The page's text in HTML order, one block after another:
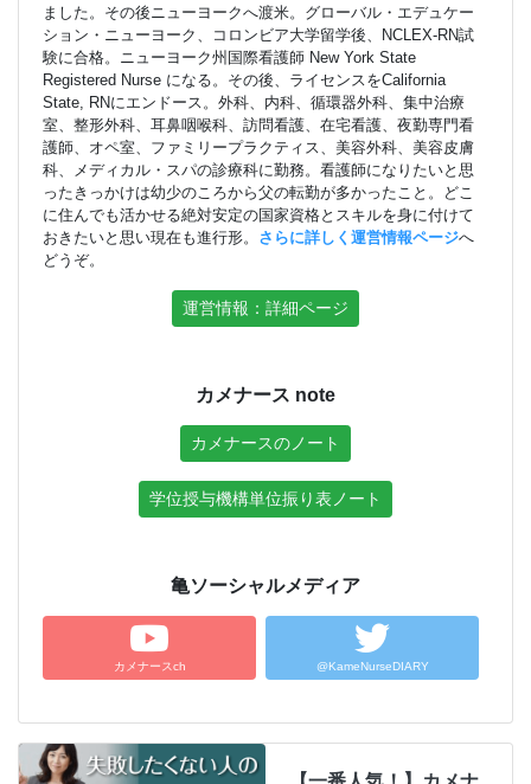
ました。その後ニューヨークへ渡米。グローバル・エデュケー
ション・ニューヨーク、コロンビア大学留学後、NCLEX-RN試
験に合格。ニューヨーク州国際看護師 New York State
Registered Nurse になる。その後、ライセンスをCalifornia
State, RNにエンドース。外科、内科、循環器外科、集中治療
室、整形外科、耳鼻咽喉科、訪問看護、在宅看護、夜勤専門看
護師、オペ室、ファミリープラクティス、美容外科、美容皮膚
科、メディカル・スパの診療科に勤務。看護師になりたいと思
ったきっかけは幼少のころから父の転勤が多かったこと。どこ
に住んでも活かせる絶対安定の国家資格とスキルを身に付けて
おきたいと思い現在も進行形。 さらに詳しく運営情報ページへ
どうぞ。
運営情報：詳細ページ
カメナース note
カメナースのノート
学位授与機構単位振り表ノート
亀ソーシャルメディア
カメナースch @KameNurseDIARY